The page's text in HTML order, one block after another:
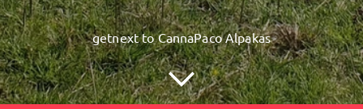
getnext to CannaPaco Alpakas